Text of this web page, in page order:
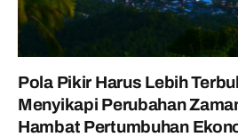
Pola Pikir Harus Lebih
Menyikapi Perubahan
Hambat Pertumbuhan